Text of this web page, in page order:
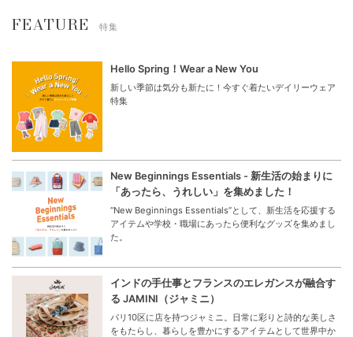
FEATURE 特集
Hello Spring！Wear a New You
新しい季節は気分も新たに！今すぐ着たいデイリーウェア
特集
New Beginnings Essentials - 新生活の始まりに
「あったら、うれしい」を集めました！
“New Beginnings Essentials”として、新生活を応援する
アイテムや学校・職場にあったら便利なグッズを集めまし
た。
インドの手仕事とフランスのエレガンスが融合す
る JAMINI（ジャミニ）
パリ10区に店を持つジャミニ。日常に彩りと詩的な美しさ
をもたらし、暮らしを豊かにするアイテムとして世界中か